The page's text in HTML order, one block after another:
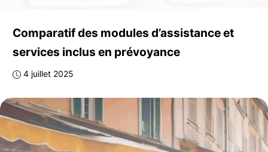
Comparatif des modules d’assistance et
services inclus en prévoyance
4 juillet 2025